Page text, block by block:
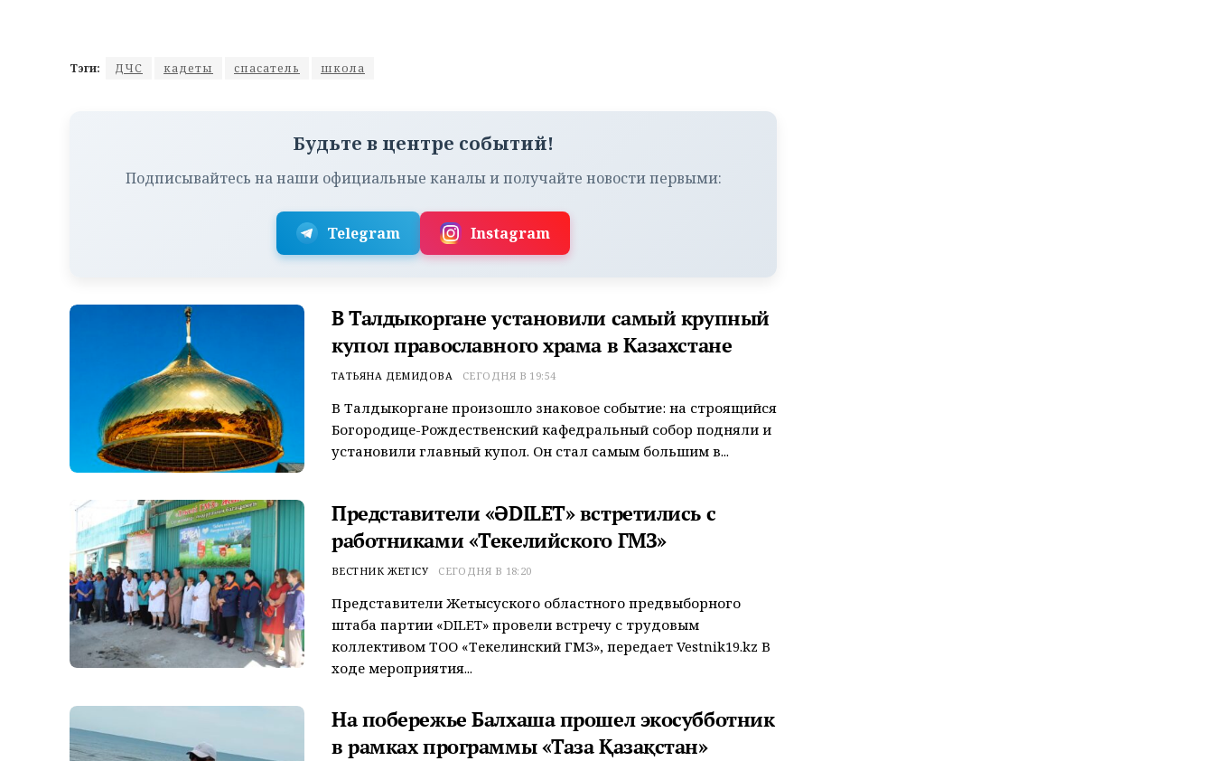
Тэги: ДЧС кадеты спасатель школа
Будьте в центре событий!
Подписывайтесь на наши официальные каналы и получайте новости первыми:
Telegram Instagram
В Талдыкоргане установили самый крупный
купол православного храма в Казахстане
ТАТЬЯНА ДЕМИДОВА СЕГОДНЯ В 19:54
В Талдыкоргане произошло знаковое событие: на строящийся
Богородице-Рождественский кафедральный собор подняли и
установили главный купол. Он стал самым большим в...
Представители «ӘDILET» встретились с
работниками «Текелийского ГМЗ»
ВЕСТНИК ЖЕТІСУ СЕГОДНЯ В 18:20
Представители Жетысуского областного предвыборного
штаба партии «ӘDILET» провели встречу с трудовым
коллективом ТОО «Текелинский ГМЗ», передает Vestnik19.kz В
ходе мероприятия...
На побережье Балхаша прошел экосубботник
в рамках программы «Таза Қазақстан»